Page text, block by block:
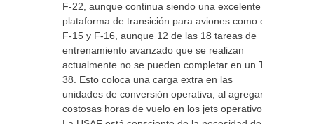
F-22, aunque continua siendo una excelente
plataforma de transición para aviones como el
F-15 y F-16, aunque 12 de las 18 tareas de
entrenamiento avanzado que se realizan
actualmente no se pueden completar en un T-
38. Esto coloca una carga extra en las
unidades de conversión operativa, al agregar
costosas horas de vuelo en los jets operativos.